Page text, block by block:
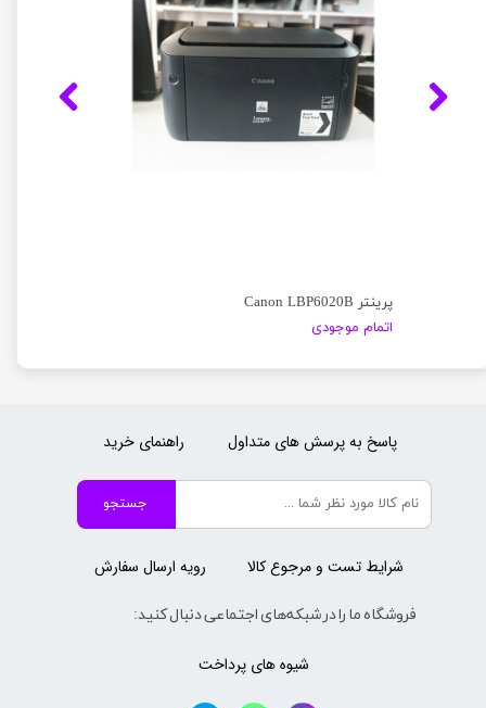
پرینتر Canon LBP6020B
اتمام موجودی
جستجو
فروشگاه ما را در شبکه‌های اجتماعی دنبال کنید:
رویه ارسال سفارش
راهنمای خرید
شیوه های پرداخت
پاسخ به پرسش های متداول
شرایط تست و مرجوع کالا